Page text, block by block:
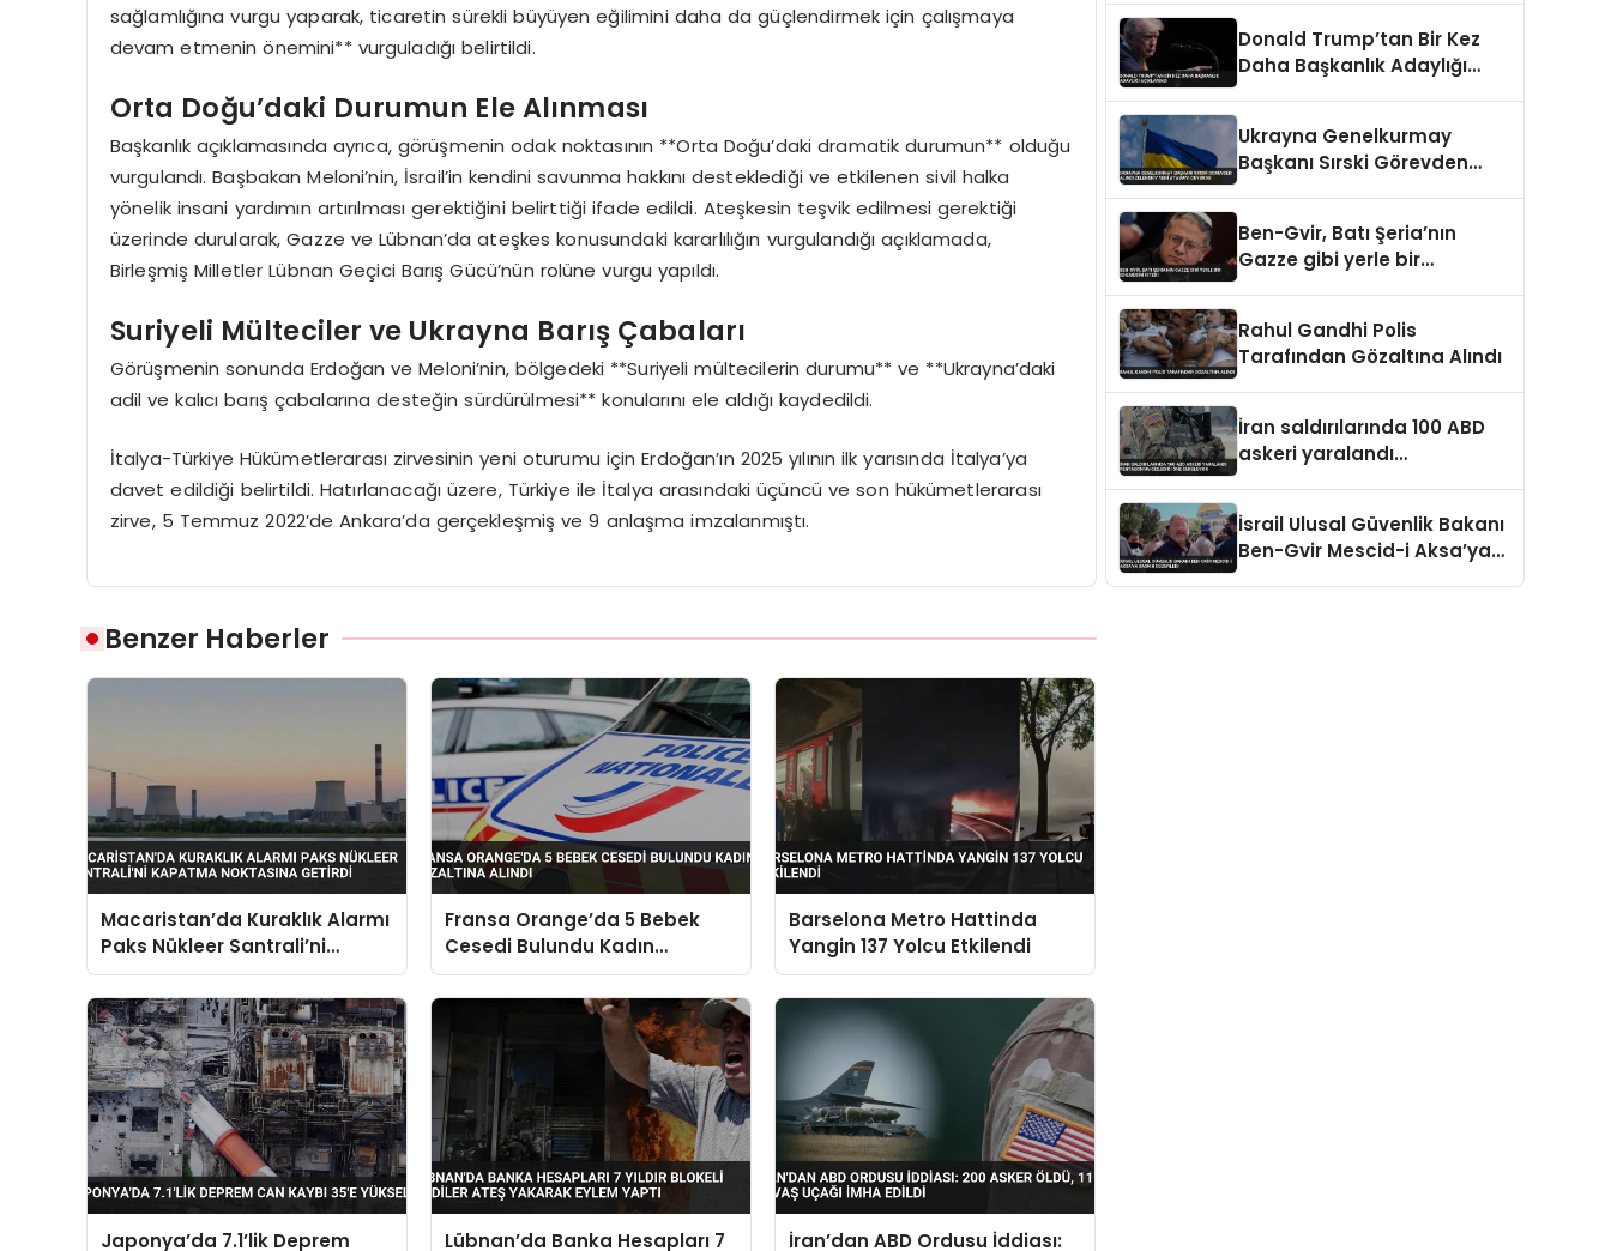
sağlamlığına vurgu yaparak, ticaretin sürekli büyüyen eğilimini daha da güçlendirmek için çalışmaya
devam etmenin önemini** vurguladığı belirtildi.
Orta Doğu’daki Durumun Ele Alınması
Başkanlık açıklamasında ayrıca, görüşmenin odak noktasının **Orta Doğu’daki dramatik durumun** olduğu
vurgulandı. Başbakan Meloni’nin, İsrail’in kendini savunma hakkını desteklediği ve etkilenen sivil halka
yönelik insani yardımın artırılması gerektiğini belirttiği ifade edildi. Ateşkesin teşvik edilmesi gerektiği
üzerinde durularak, Gazze ve Lübnan’da ateşkes konusundaki kararlılığın vurgulandığı açıklamada,
Birleşmiş Milletler Lübnan Geçici Barış Gücü’nün rolüne vurgu yapıldı.
Suriyeli Mülteciler ve Ukrayna Barış Çabaları
Görüşmenin sonunda Erdoğan ve Meloni’nin, bölgedeki **Suriyeli mültecilerin durumu** ve **Ukrayna’daki
adil ve kalıcı barış çabalarına desteğin sürdürülmesi** konularını ele aldığı kaydedildi.
İtalya-Türkiye Hükümetlerarası zirvesinin yeni oturumu için Erdoğan’ın 2025 yılının ilk yarısında İtalya’ya
davet edildiği belirtildi. Hatırlanacağı üzere, Türkiye ile İtalya arasındaki üçüncü ve son hükümetlerarası
zirve, 5 Temmuz 2022’de Ankara’da gerçekleşmiş ve 9 anlaşma imzalanmıştı.
Benzer Haberler
Macaristan’da Kuraklık Alarmı
Paks Nükleer Santrali’ni
Kapatma Noktasına Getirdi
Fransa Orange’da 5 Bebek
Cesedi Bulundu Kadın
Gözaltına Alındı
Barselona Metro Hattinda
Yangin 137 Yolcu Etkilendi
Japonya’da 7.1’lik Deprem Lübnan’da Banka Hesapları 7 İran’dan ABD Ordusu İddiası:
Donald Trump’tan Bir Kez
Daha Başkanlık Adaylığı
Ukrayna Genelkurmay
Başkanı Sırski Görevden
Ben-Gvir, Batı Şeria’nın
Gazze gibi yerle bir
Rahul Gandhi Polis
Tarafından Gözaltına Alındı
İran saldırılarında 100 ABD
askeri yaralandı
İsrail Ulusal Güvenlik Bakanı
Ben-Gvir Mescid-i Aksa’ya